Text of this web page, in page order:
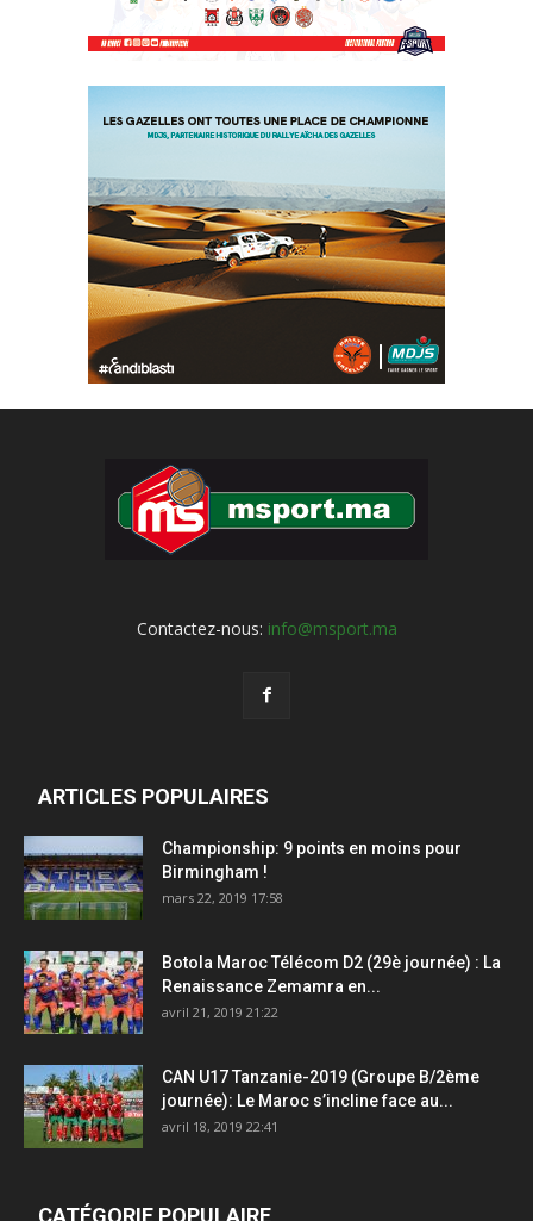
Contactez-nous: info@msport.ma
ARTICLES POPULAIRES
Championship: 9 points en moins pour
Birmingham !
mars 22, 2019 17:58
Botola Maroc Télécom D2 (29è journée) : La
Renaissance Zemamra en...
avril 21, 2019 21:22
CAN U17 Tanzanie-2019 (Groupe B/2ème
journée): Le Maroc s’incline face au...
avril 18, 2019 22:41
CATÉGORIE POPULAIRE